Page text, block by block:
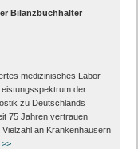
Bilanzbuchhalter
medizinisches Labor
der
zu Deutschlands
75 Jahren vertrauen
an Kranken­häusern